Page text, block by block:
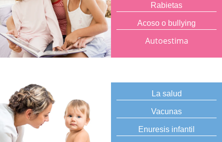
Rabietas
Acoso o bullying
Autoestima
La salud
Vacunas
Enuresis infantil